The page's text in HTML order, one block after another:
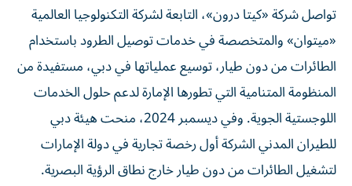
تواصل شركة «كيتا درون»، التابعة لشركة التكنولوجيا العالمية
«ميتوان» والمتخصصة في خدمات توصيل الطرود باستخدام
الطائرات من دون طيار، توسيع عملياتها في دبي، مستفيدة من
المنظومة المتنامية التي تطورها الإمارة لدعم حلول الخدمات
اللوجستية الجوية. وفي ديسمبر 2024، منحت هيئة دبي
للطيران المدني الشركة أول رخصة تجارية في دولة الإمارات
لتشغيل الطائرات من دون طيار خارج نطاق الرؤية البصرية.